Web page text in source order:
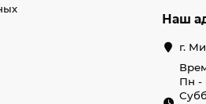
Наш
г.
Пн -